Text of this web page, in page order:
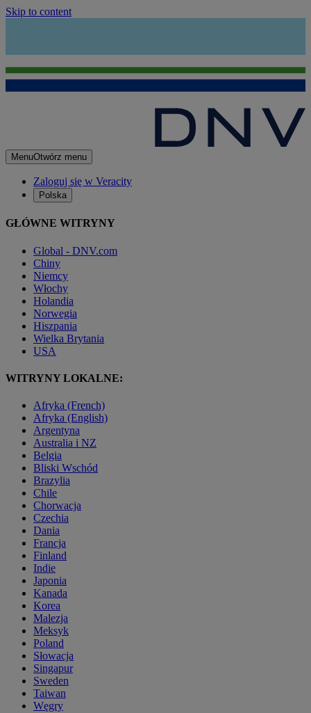
Skip to content
MenuOtwórz menu
Zaloguj się w Veracity
Polska
GŁÓWNE WITRYNY
Global - DNV.com
Chiny
Niemcy
Włochy
Holandia
Norwegia
Hiszpania
Wielka Brytania
USA
WITRYNY LOKALNE:
Afryka (French)
Afryka (English)
Argentyna
Australia i NZ
Belgia
Bliski Wschód
Brazylia
Chile
Chorwacja
Czechia
Dania
Francja
Finland
Indie
Japonia
Kanada
Korea
Malezja
Meksyk
Poland
Słowacja
Singapur
Sweden
Taiwan
Węgry